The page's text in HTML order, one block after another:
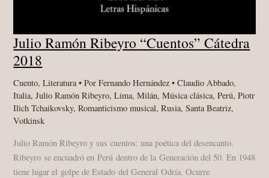
Julio Ramón Ribeyro “Cuentos” Cátedra
2018
Cuento,Literatura• PorFernando Hernández•Claudio Abbado,
Italia,Julio Ramón Ribeyro,Lima,Milán,Música clásica,Perú,Piotr
Ilich Tchaikovsky,Romanticismo musical,Rusia,Santa Beatriz,
Votkinsk
Julio Ramón Ribeyro y sus cuentos: una poética del desencanto.
Ribeyro se encuadró en Perú dentro de la Generación del 50. En 1948
tiene lugar el golpe de Estado del General Odría. Ocurre